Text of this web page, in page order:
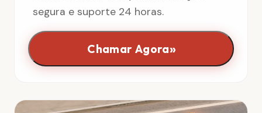
segura e suporte 24 horas.
Chamar Agora»